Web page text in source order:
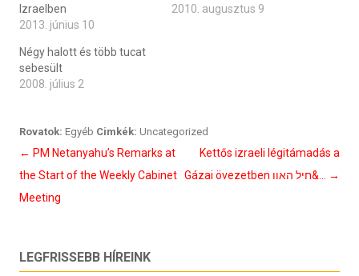
Izraelben
2013. június 10
2010. augusztus 9
Négy halott és több tucat
sebesült
2008. július 2
Rovatok: Egyéb Cimkék: Uncategorized
Bejegyzés
navigáció
← PM Netanyahu’s Remarks at
the Start of the Weekly Cabinet
Meeting
Kettős izraeli légitámadás a
Gázai övezetben חיל האוו&…
→
LEGFRISSEBB HÍREINK